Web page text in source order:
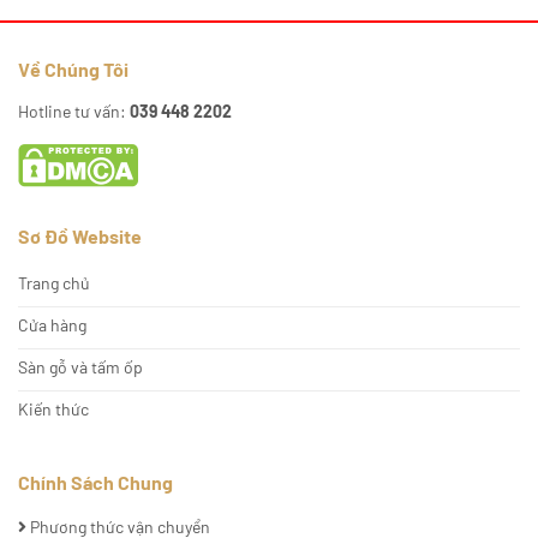
Về Chúng Tôi
Hotline tư vấn: 039 448 2202
Sơ Đồ Website
Trang chủ
Cửa hàng
Sàn gỗ và tấm ốp
Kiến thức
Chính Sách Chung
Phương thức vận chuyển